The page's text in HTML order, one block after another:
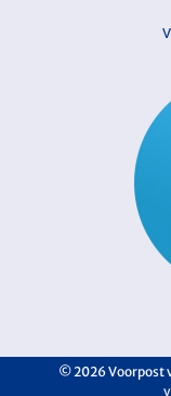
©2026 Voorpost